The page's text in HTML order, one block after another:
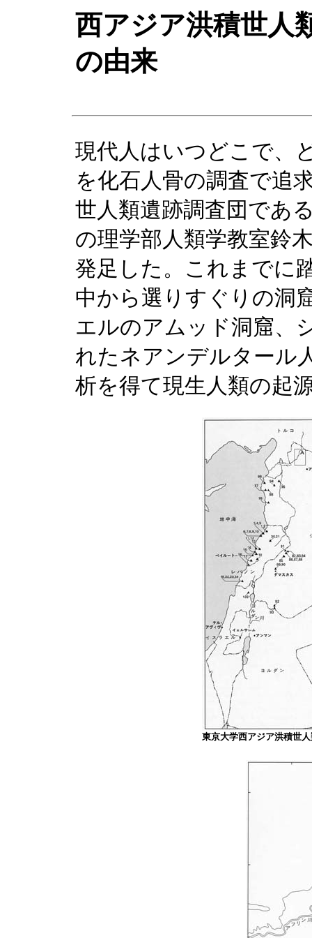
西アジア洪積世人
の由来
現代人はいつどこで、
を化石人骨の調査で追
世人類遺跡調査団であ
の理学部人類学教室鈴
発足した。これまでに
中から選りすぐりの洞
エルのアムッド洞窟、
れたネアンデルタール
析を得て現生人類の起
東京大学西アジア洪積世